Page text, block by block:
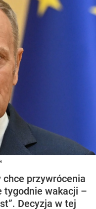
przywrócenia
tygodnie wakacji –
Decyzja w tej